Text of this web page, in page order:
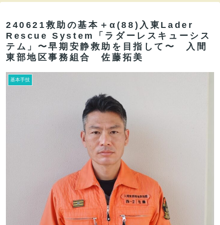
240621救助の基本＋α(88)入東Lader
Rescue System「ラダーレスキューシス
テム」〜早期安静救助を目指して〜 入間
東部地区事務組合 佐藤拓美
基本手技